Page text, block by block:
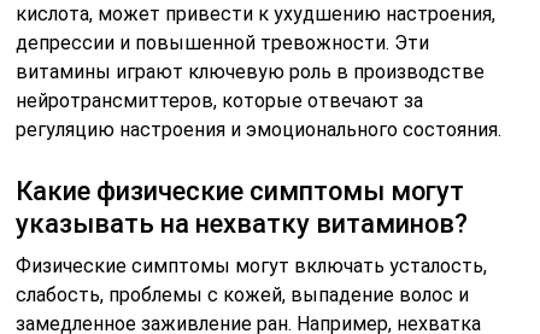
кислота, может привести к ухудшению настроения,
депрессии и повышенной тревожности. Эти
витамины играют ключевую роль в производстве
нейротрансмиттеров, которые отвечают за
регуляцию настроения и эмоционального состояния.
Какие физические симптомы могут
указывать на нехватку витаминов?
Физические симптомы могут включать усталость,
слабость, проблемы с кожей, выпадение волос и
замедленное заживление ран. Например, нехватка